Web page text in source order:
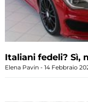
Italiani fedeli? Sì,
Elena Pavin 14 Febbraio